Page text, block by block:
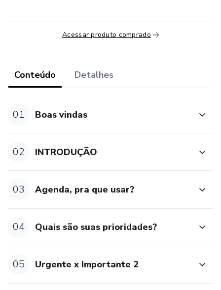
As justificativas são inúmeras, mas a verdade é que quem
realmente quer muito uma coisa consegue se organizar e
fazer com que o dia .
Acessar produto comprado
Conteúdo Detalhes
01 Boas vindas
02 INTRODUÇÃO
03 Agenda, pra que usar?
04 Quais são suas prioridades?
05 Urgente x Importante 2